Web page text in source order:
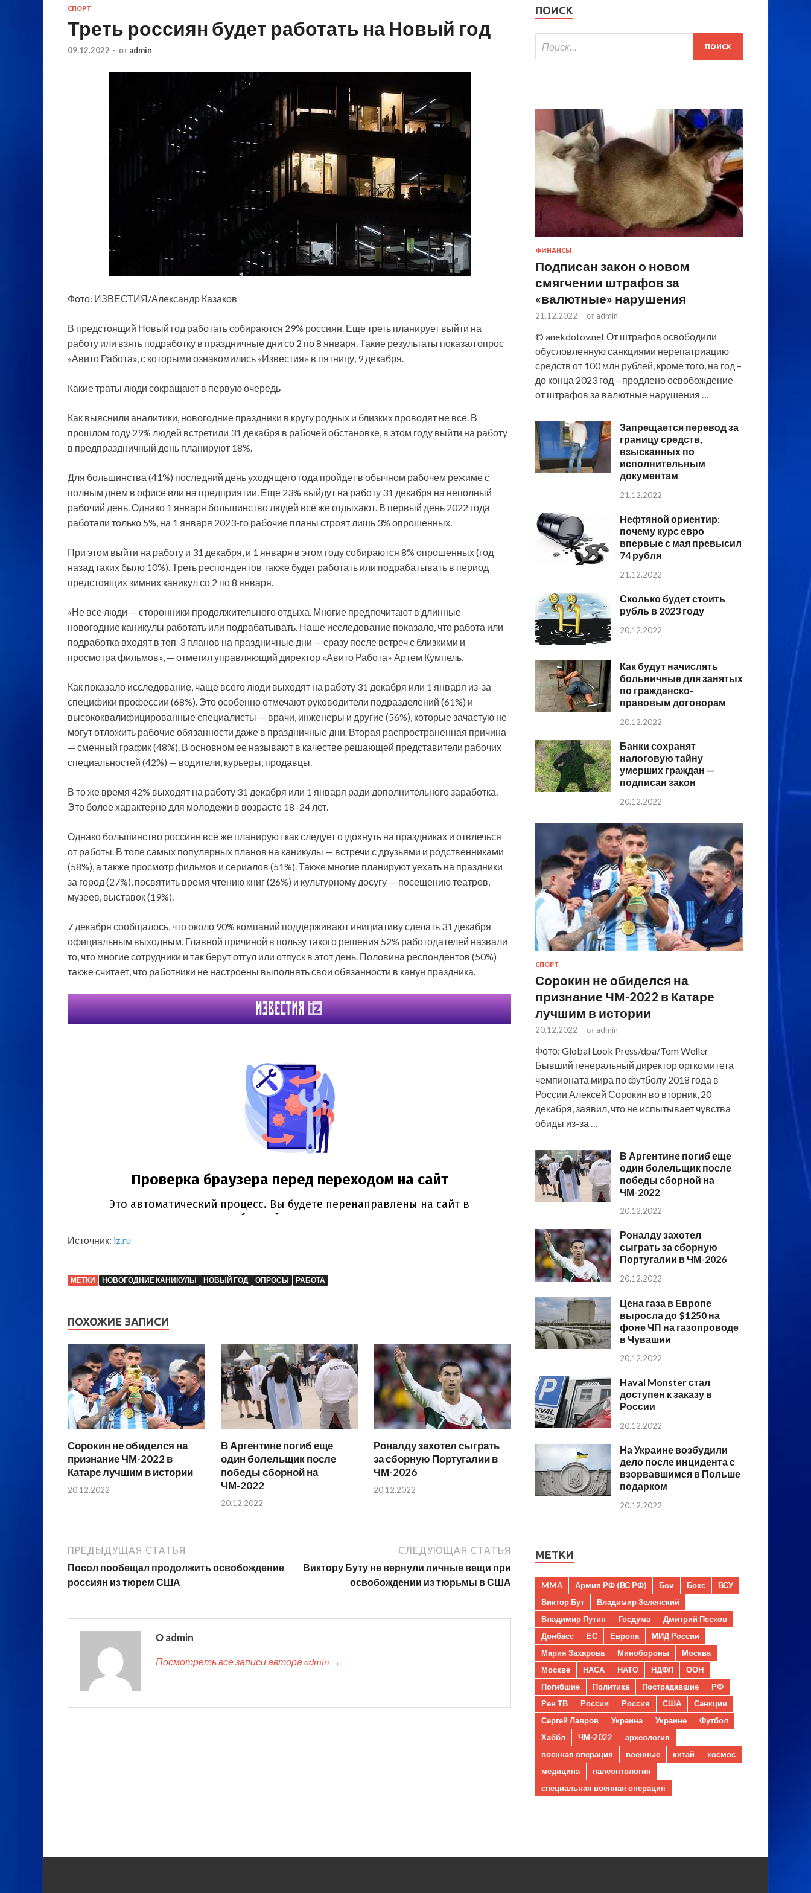
СПОРТ
Треть россиян будет работать на Новый год
09.12.2022 - от admin
Фото: ИЗВЕСТИЯ/Александр Казаков
В предстоящий Новый год работать собираются 29% россиян. Еще треть планирует выйти на
работу или взять подработку в праздничные дни со 2 по 8 января. Такие результаты показал опрос
«Авито Работа», с которыми ознакомились «Известия» в пятницу, 9 декабря.
Какие траты люди сокращают в первую очередь
Как выяснили аналитики, новогодние праздники в кругу родных и близких проводят не все. В
прошлом году 29% людей встретили 31 декабря в рабочей обстановке, в этом году выйти на работу
в предпраздничный день планируют 18%.
Для большинства (41%) последний день уходящего года пройдет в обычном рабочем режиме с
полным днем в офисе или на предприятии. Еще 23% выйдут на работу 31 декабря на неполный
рабочий день. Однако 1 января большинство людей всё же отдыхают. В первый день 2022 года
работали только 5%, на 1 января 2023-го рабочие планы строят лишь 3% опрошенных.
При этом выйти на работу и 31 декабря, и 1 января в этом году собираются 8% опрошенных (год
назад таких было 10%). Треть респондентов также будет работать или подрабатывать в период
предстоящих зимних каникул со 2 по 8 января.
«Не все люди — сторонники продолжительного отдыха. Многие предпочитают в длинные
новогодние каникулы работать или подрабатывать. Наше исследование показало, что работа или
подработка входят в топ-3 планов на праздничные дни — сразу после встреч с близкими и
просмотра фильмов», — отметил управляющий директор «Авито Работа» Артем Кумпель.
Как показало исследование, чаще всего люди выходят на работу 31 декабря или 1 января из-за
специфики профессии (68%). Это особенно отмечают руководители подразделений (61%) и
высококвалифицированные специалисты — врачи, инженеры и другие (56%), которые зачастую не
могут отложить рабочие обязанности даже в праздничные дни. Вторая распространенная причина
— сменный график (48%). В основном ее называют в качестве решающей представители рабочих
специальностей (42%) — водители, курьеры, продавцы.
В то же время 42% выходят на работу 31 декабря или 1 января ради дополнительного заработка.
Это более характерно для молодежи в возрасте 18–24 лет.
Однако большинство россиян всё же планируют как следует отдохнуть на праздниках и отвлечься
от работы. В топе самых популярных планов на каникулы — встречи с друзьями и родственниками
(58%), а также просмотр фильмов и сериалов (51%). Также многие планируют уехать на праздники
за город (27%), посвятить время чтению книг (26%) и культурному досугу — посещению театров,
музеев, выставок (19%).
7 декабря сообщалось, что около 90% компаний поддерживают инициативу сделать 31 декабря
официальным выходным. Главной причиной в пользу такого решения 52% работодателей назвали
то, что многие сотрудники и так берут отгул или отпуск в этот день. Половина респондентов (50%)
также считает, что работники не настроены выполнять свои обязанности в канун праздника.
Источник: iz.ru
МЕТКИ НОВОГОДНИЕ КАНИКУЛЫ НОВЫЙ ГОД ОПРОСЫ РАБОТА
ПОХОЖИЕ ЗАПИСИ
Сорокин не обиделся на
признание ЧМ-2022 в
Катаре лучшим в истории
20.12.2022
В Аргентине погиб еще
один болельщик после
победы сборной на
ЧМ-2022
20.12.2022
Роналду захотел сыграть
за сборную Португалии в
ЧМ-2026
20.12.2022
ПРЕДЫДУЩАЯ СТАТЬЯ
Посол пообещал продолжить освобождение
россиян из тюрем США
СЛЕДУЮЩАЯ СТАТЬЯ
Виктору Буту не вернули личные вещи при
освобождении из тюрьмы в США
О admin
Посмотреть все записи автора admin →
ПОИСК
ФИНАНСЫ
Подписан закон о новом
смягчении штрафов за
«валютные» нарушения
21.12.2022 - от admin
© anekdotov.net От штрафов освободили
обусловленную санкциями нерепатриацию
средств от 100 млн рублей, кроме того, на год –
до конца 2023 год – продлено освобождение
от штрафов за валютные нарушения …
Запрещается перевод за
границу средств,
взысканных по
исполнительным
документам
21.12.2022
Нефтяной ориентир:
почему курс евро
впервые с мая превысил
74 рубля
21.12.2022
Сколько будет стоить
рубль в 2023 году
20.12.2022
Как будут начислять
больничные для занятых
по гражданско-
правовым договорам
20.12.2022
Банки сохранят
налоговую тайну
умерших граждан —
подписан закон
20.12.2022
СПОРТ
Сорокин не обиделся на
признание ЧМ-2022 в Катаре
лучшим в истории
20.12.2022 - от admin
Фото: Global Look Press/dpa/Tom Weller
Бывший генеральный директор оргкомитета
чемпионата мира по футболу 2018 года в
России Алексей Сорокин во вторник, 20
декабря, заявил, что не испытывает чувства
обиды из-за …
В Аргентине погиб еще
один болельщик после
победы сборной на
ЧМ-2022
20.12.2022
Роналду захотел
сыграть за сборную
Португалии в ЧМ-2026
20.12.2022
Цена газа в Европе
выросла до $1250 на
фоне ЧП на газопроводе
в Чувашии
20.12.2022
Haval Monster стал
доступен к заказу в
России
20.12.2022
На Украине возбудили
дело после инцидента с
взорвавшимся в Польше
подарком
20.12.2022
МЕТКИ
MMA Армия РФ (ВС РФ) Бои Бокс
ВСУ
Виктор Бут
Владимир Зеленский
Владимир Путин
Госдума
Дмитрий Песков
Донбасс
ЕС Европа
МИД России
Мария Захарова
Минобороны
Москва
Москве
НАСА НАТО НДФЛ
ООН
Погибшие
Политика Пострадавшие
РФ
Рен ТВ
России Россия США
Санкции
Сергей Лавров
Украина Украине
Футбол
Хаббл
ЧМ-2022
археология
военная операция
военные китай
космос
медицина
палеонтология
специальная военная операция